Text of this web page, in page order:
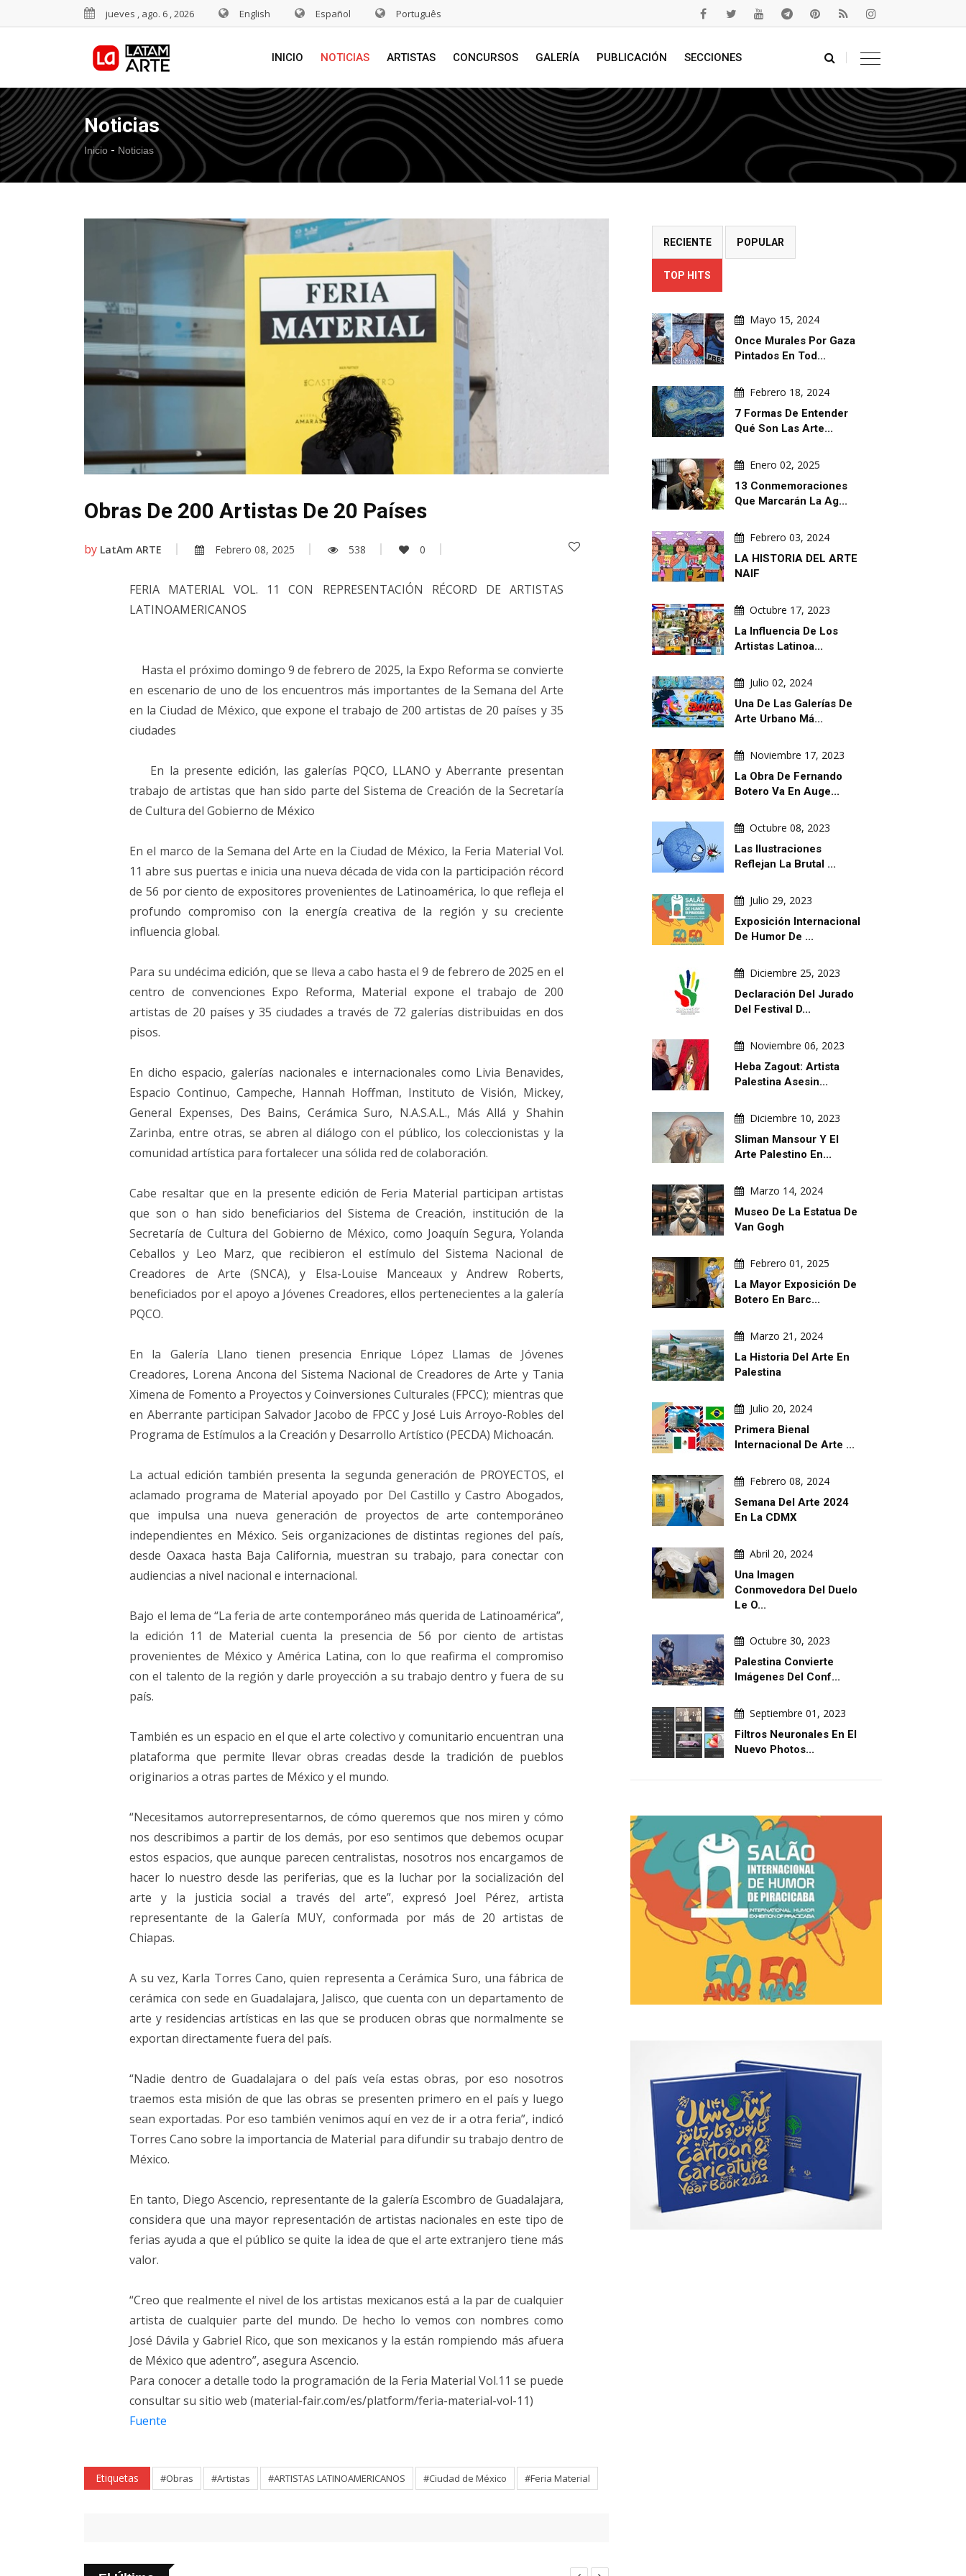
jueves , ago. 6 , 2026 English Español Português
INICIO NOTICIAS ARTISTAS CONCURSOS GALERÍA PUBLICACIÓN SECCIONES
Noticias
Inicio - Noticias
Obras De 200 Artistas De 20 Países
by LatAm ARTE Febrero 08, 2025 538 0
FERIA MATERIAL VOL. 11 CON REPRESENTACIÓN RÉCORD DE ARTISTAS
LATINOAMERICANOS
Hasta el próximo domingo 9 de febrero de 2025, la Expo Reforma se convierte
en escenario de uno de los encuentros más importantes de la Semana del Arte
en la Ciudad de México, que expone el trabajo de 200 artistas de 20 países y 35
ciudades
En la presente edición, las galerías PQCO, LLANO y Aberrante presentan
trabajo de artistas que han sido parte del Sistema de Creación de la Secretaría
de Cultura del Gobierno de México
En el marco de la Semana del Arte en la Ciudad de México, la Feria Material Vol.
11 abre sus puertas e inicia una nueva década de vida con la participación récord
de 56 por ciento de expositores provenientes de Latinoamérica, lo que refleja el
profundo compromiso con la energía creativa de la región y su creciente
influencia global.
Para su undécima edición, que se lleva a cabo hasta el 9 de febrero de 2025 en el
centro de convenciones Expo Reforma, Material expone el trabajo de 200
artistas de 20 países y 35 ciudades a través de 72 galerías distribuidas en dos
pisos.
En dicho espacio, galerías nacionales e internacionales como Livia Benavides,
Espacio Continuo, Campeche, Hannah Hoffman, Instituto de Visión, Mickey,
General Expenses, Des Bains, Cerámica Suro, N.A.S.A.L., Más Allá y Shahin
Zarinba, entre otras, se abren al diálogo con el público, los coleccionistas y la
comunidad artística para fortalecer una sólida red de colaboración.
Cabe resaltar que en la presente edición de Feria Material participan artistas
que son o han sido beneficiarios del Sistema de Creación, institución de la
Secretaría de Cultura del Gobierno de México, como Joaquín Segura, Yolanda
Ceballos y Leo Marz, que recibieron el estímulo del Sistema Nacional de
Creadores de Arte (SNCA), y Elsa-Louise Manceaux y Andrew Roberts,
beneficiados por el apoyo a Jóvenes Creadores, ellos pertenecientes a la galería
PQCO.
En la Galería Llano tienen presencia Enrique López Llamas de Jóvenes
Creadores, Lorena Ancona del Sistema Nacional de Creadores de Arte y Tania
Ximena de Fomento a Proyectos y Coinversiones Culturales (FPCC); mientras que
en Aberrante participan Salvador Jacobo de FPCC y José Luis Arroyo-Robles del
Programa de Estímulos a la Creación y Desarrollo Artístico (PECDA) Michoacán.
La actual edición también presenta la segunda generación de PROYECTOS, el
aclamado programa de Material apoyado por Del Castillo y Castro Abogados,
que impulsa una nueva generación de proyectos de arte contemporáneo
independientes en México. Seis organizaciones de distintas regiones del país,
desde Oaxaca hasta Baja California, muestran su trabajo, para conectar con
audiencias a nivel nacional e internacional.
Bajo el lema de “La feria de arte contemporáneo más querida de Latinoamérica”,
la edición 11 de Material cuenta la presencia de 56 por ciento de artistas
provenientes de México y América Latina, con lo que reafirma el compromiso
con el talento de la región y darle proyección a su trabajo dentro y fuera de su
país.
También es un espacio en el que el arte colectivo y comunitario encuentran una
plataforma que permite llevar obras creadas desde la tradición de pueblos
originarios a otras partes de México y el mundo.
“Necesitamos autorrepresentarnos, de cómo queremos que nos miren y cómo
nos describimos a partir de los demás, por eso sentimos que debemos ocupar
estos espacios, que aunque parecen centralistas, nosotros nos encargamos de
hacer lo nuestro desde las periferias, que es la luchar por la socialización del
arte y la justicia social a través del arte”, expresó Joel Pérez, artista
representante de la Galería MUY, conformada por más de 20 artistas de
Chiapas.
A su vez, Karla Torres Cano, quien representa a Cerámica Suro, una fábrica de
cerámica con sede en Guadalajara, Jalisco, que cuenta con un departamento de
arte y residencias artísticas en las que se producen obras que normalmente se
exportan directamente fuera del país.
“Nadie dentro de Guadalajara o del país veía estas obras, por eso nosotros
traemos esta misión de que las obras se presenten primero en el país y luego
sean exportadas. Por eso también venimos aquí en vez de ir a otra feria”, indicó
Torres Cano sobre la importancia de Material para difundir su trabajo dentro de
México.
En tanto, Diego Ascencio, representante de la galería Escombro de Guadalajara,
considera que una mayor representación de artistas nacionales en este tipo de
ferias ayuda a que el público se quite la idea de que el arte extranjero tiene más
valor.
“Creo que realmente el nivel de los artistas mexicanos está a la par de cualquier
artista de cualquier parte del mundo. De hecho lo vemos con nombres como
José Dávila y Gabriel Rico, que son mexicanos y la están rompiendo más afuera
de México que adentro”, asegura Ascencio.
Para conocer a detalle todo la programación de la Feria Material Vol.11 se puede
consultar su sitio web (material-fair.com/es/platform/feria-material-vol-11)
Fuente
Etiquetas #Obras #Artistas #ARTISTAS LATINOAMERICANOS #Ciudad de México #Feria Material
RECIENTE POPULAR
TOP HITS
Mayo 15, 2024
Once Murales Por Gaza
Pintados En Tod...
Febrero 18, 2024
7 Formas De Entender
Qué Son Las Arte...
Enero 02, 2025
13 Conmemoraciones
Que Marcarán La Ag...
Febrero 03, 2024
LA HISTORIA DEL ARTE
NAIF
Octubre 17, 2023
La Influencia De Los
Artistas Latinoa...
Julio 02, 2024
Una De Las Galerías De
Arte Urbano Má...
Noviembre 17, 2023
La Obra De Fernando
Botero Va En Auge...
Octubre 08, 2023
Las Ilustraciones
Reflejan La Brutal ...
Julio 29, 2023
Exposición Internacional
De Humor De ...
Diciembre 25, 2023
Declaración Del Jurado
Del Festival D...
Noviembre 06, 2023
Heba Zagout: Artista
Palestina Asesin...
Diciembre 10, 2023
Sliman Mansour Y El
Arte Palestino En...
Marzo 14, 2024
Museo De La Estatua De
Van Gogh
Febrero 01, 2025
La Mayor Exposición De
Botero En Barc...
Marzo 21, 2024
La Historia Del Arte En
Palestina
Julio 20, 2024
Primera Bienal
Internacional De Arte ...
Febrero 08, 2024
Semana Del Arte 2024
En La CDMX
Abril 20, 2024
Una Imagen
Conmovedora Del Duelo
Le O...
Octubre 30, 2023
Palestina Convierte
Imágenes Del Conf...
Septiembre 01, 2023
Filtros Neuronales En El
Nuevo Photos...